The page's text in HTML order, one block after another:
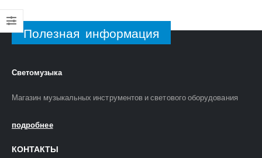
Полезная информация
Светомузыка
Магазин музыкальных инструментов и светового оборудования
подробнее
КОНТАКТЫ